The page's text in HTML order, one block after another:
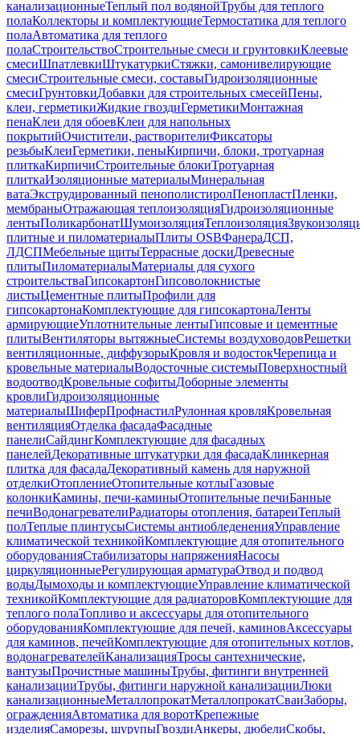
канализационныеТеплый пол водянойТрубы для теплого
полаКоллекторы и комплектующиеТермостатика для теплого
полаАвтоматика для теплого
полаСтроительствоСтроительные смеси и грунтовкиКлеевые
смесиШпатлевкиШтукатуркиСтяжки, самонивелирующие
смесиСтроительные смеси, составыГидроизоляционные
смесиГрунтовкиДобавки для строительных смесейПены,
клеи, герметикиЖидкие гвоздиГерметикиМонтажная
пенаКлеи для обоевКлеи для напольных
покрытийОчистители, растворителиФиксаторы
резьбыКлеиГерметики, пеныКирпичи, блоки, тротуарная
плиткаКирпичиСтроительные блокиТротуарная
плиткаИзоляционные материалыМинеральная
ватаЭкструдированный пенополистиролПенопластПленки,
мембраныОтражающая теплоизоляцияГидроизоляционные
лентыПоликарбонатШумоизоляцияТеплоизоляция
плитные и пиломатериалыПлиты OSBФанераДСП,
ЛДСПМебельные щитыТеррасные доскиДревесные
плитыПиломатериалыМатериалы для сухого
строительстваГипсокартонГипсоволокнистые
листыЦементные плитыПрофили для
гипсокартонаКомплектующие для гипсокартонаЛенты
армирующиеУплотнительные лентыГипсовые и цементные
плитыВентиляторы вытяжныеСистемы воздуховодовРешетки
вентиляционные, диффузорыКровля и водостокЧерепица и
кровельные материалыВодосточные системыПоверхностный
водоотводКровельные софитыДоборные элементы
кровлиГидроизоляционные
материалыШиферПрофнастилРулонная кровляКровельная
вентиляцияОтделка фасадаФасадные
панелиСайдингКомплектующие для фасадных
панелейДекоративные штукатурки для фасадаКлинкерная
плитка для фасадаДекоративный камень для наружной
отделкиОтоплениеОтопительные котлыГазовые
колонкиКамины, печи-каминыОтопительные печиБанные
печиВодонагревателиРадиаторы отопления, батареиТеплый
полТеплые плинтусыСистемы антиобледененияУправление
климатической техникойКомплектующие для отопительного
оборудованияСтабилизаторы напряженияНасосы
циркуляционныеРегулирующая арматураОтвод и подвод
водыДымоходы и комплектующиеУправление климатической
техникойКомплектующие для радиаторовКомплектующие для
теплого полаТопливо и аксессуары для отопительного
оборудованияКомплектующие для печей, каминовАксессуары
для каминов, печейКомплектующие для отопительных котлов,
водонагревателейКанализацияТросы сантехнические,
вантузыПрочистные машиныТрубы, фитинги внутренней
канализацииТрубы, фитинги наружной канализацииЛюки
канализационныеМеталлопрокатМеталлопрокатСваиЗаборы,
огражденияАвтоматика для воротКрепежные
изделияСаморезы, шурупыГвоздиАнкеры, дюбелиСкобы,